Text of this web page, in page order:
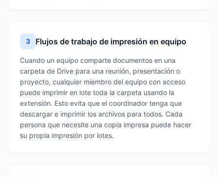
3 Flujos de trabajo de impresión en equipo
Cuando un equipo comparte documentos en una
carpeta de Drive para una reunión, presentación o
proyecto, cualquier miembro del equipo con acceso
puede imprimir en lote toda la carpeta usando la
extensión. Esto evita que el coordinador tenga que
descargar e imprimir los archivos para todos. Cada
persona que necesite una copia impresa puede hacer
su propia impresión por lotes.